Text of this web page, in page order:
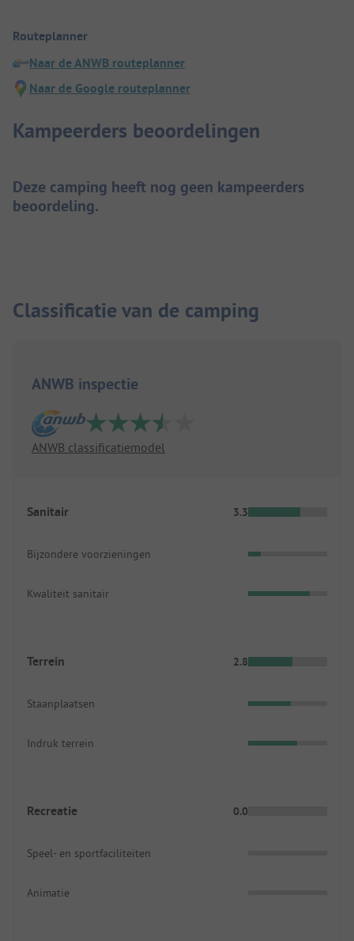
Routeplanner
Naar de ANWB routeplanner
Naar de Google routeplanner
Kampeerders beoordelingen
Deze camping heeft nog geen kampeerders
beoordeling.
Classificatie van de camping
ANWB inspectie
ANWB classificatiemodel
Sanitair 3.3
Bijzondere voorzieningen
Kwaliteit sanitair
Terrein 2.8
Staanplaatsen
Indruk terrein
Recreatie 0.0
Speel- en sportfaciliteiten
Animatie